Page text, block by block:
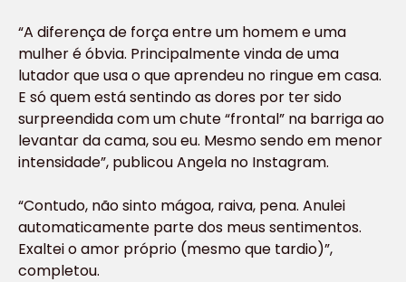
“A diferença de força entre um homem e uma
mulher é óbvia. Principalmente vinda de uma
lutador que usa o que aprendeu no ringue em casa.
E só quem está sentindo as dores por ter sido
surpreendida com um chute “frontal” na barriga ao
levantar da cama, sou eu. Mesmo sendo em menor
intensidade”, publicou Angela no Instagram.
“Contudo, não sinto mágoa, raiva, pena. Anulei
automaticamente parte dos meus sentimentos.
Exaltei o amor próprio (mesmo que tardio)”,
completou.